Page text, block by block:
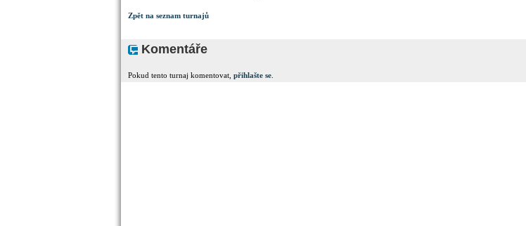
Zpět na seznam turnajů
Komentáře
Pokud tento turnaj komentovat, přihlašte se